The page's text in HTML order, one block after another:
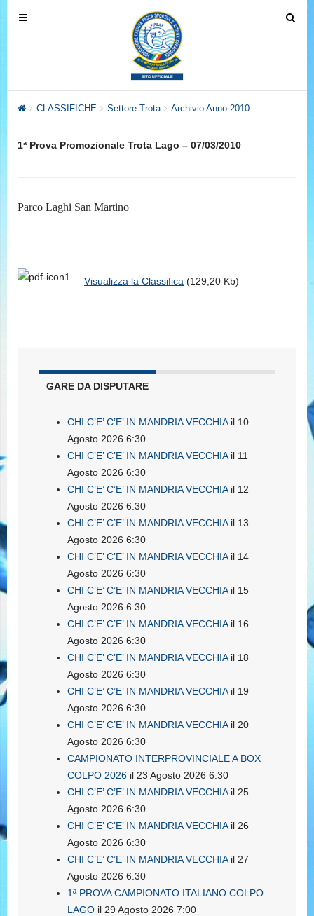
T
v
a
n
T
CLASSIFICHE Settore Trota Archivio Anno 2010 Campionato
1ª Prova Promozionale Trota Lago – 07/03/2010
Parco Laghi San Martino
Visualizza la Classifica (129,20 Kb)
GARE DA DISPUTARE
CHI C’E’ C’E’ IN MANDRIA VECCHIAil 10
Agosto 2026 6:30
CHI C’E’ C’E’ IN MANDRIA VECCHIAil 11
Agosto 2026 6:30
CHI C’E’ C’E’ IN MANDRIA VECCHIAil 12
Agosto 2026 6:30
CHI C’E’ C’E’ IN MANDRIA VECCHIAil 13
Agosto 2026 6:30
CHI C’E’ C’E’ IN MANDRIA VECCHIAil 14
Agosto 2026 6:30
CHI C’E’ C’E’ IN MANDRIA VECCHIAil 15
Agosto 2026 6:30
CHI C’E’ C’E’ IN MANDRIA VECCHIAil 16
Agosto 2026 6:30
CHI C’E’ C’E’ IN MANDRIA VECCHIAil 18
Agosto 2026 6:30
CHI C’E’ C’E’ IN MANDRIA VECCHIAil 19
Agosto 2026 6:30
CHI C’E’ C’E’ IN MANDRIA VECCHIAil 20
Agosto 2026 6:30
CAMPIONATO INTERPROVINCIALE A BOX
COLPO 2026 il 23 Agosto 2026 6:30
CHI C’E’ C’E’ IN MANDRIA VECCHIAil 25
Agosto 2026 6:30
CHI C’E’ C’E’ IN MANDRIA VECCHIAil 26
Agosto 2026 6:30
CHI C’E’ C’E’ IN MANDRIA VECCHIAil 27
Agosto 2026 6:30
1ª PROVA CAMPIONATO ITALIANO COLPO
LAGO il 29 Agosto 2026 7:00